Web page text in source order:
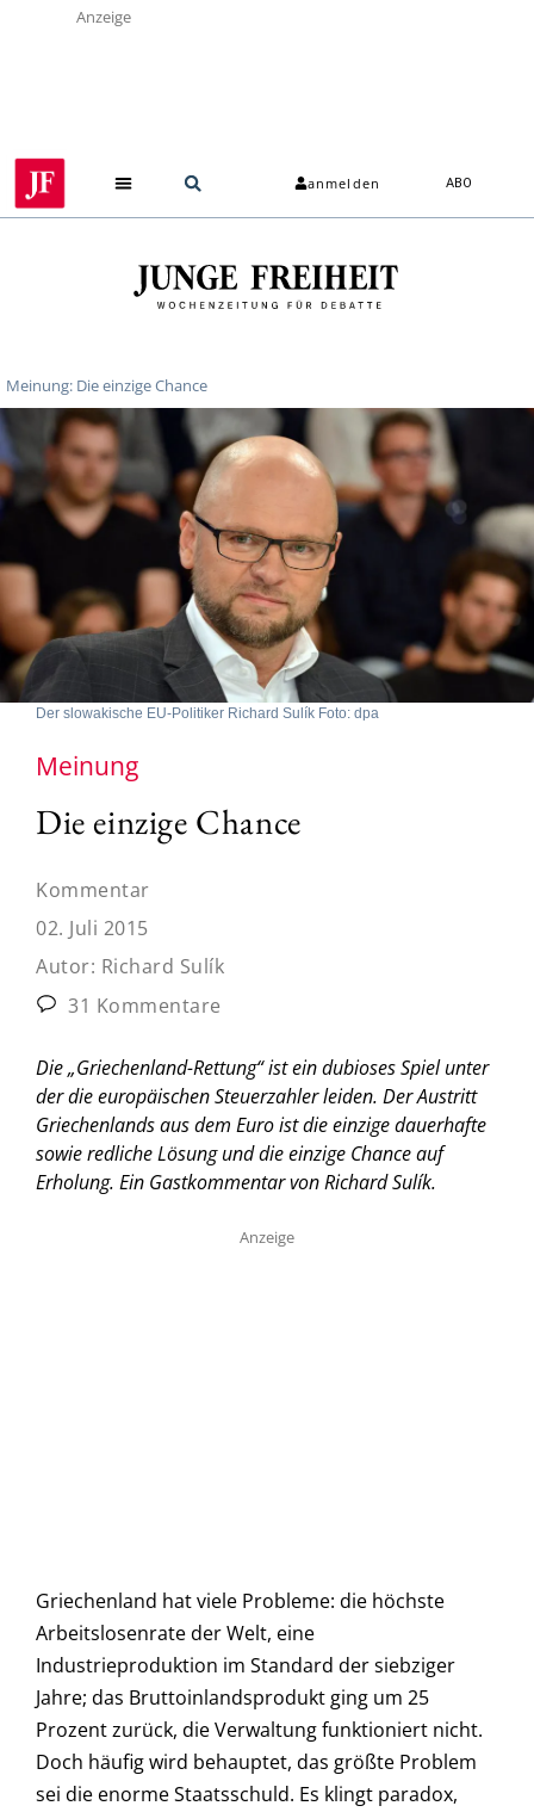
Anzeige
anmelden ABO
Meinung: Die einzige Chance
Der slowakische EU-Politiker Richard Sulík Foto: dpa
Meinung
Die einzige Chance
Kommentar
02. Juli 2015
Autor: Richard Sulík
31 Kommentare
Die „Griechenland-Rettung“ ist ein dubioses Spiel unter
der die europäischen Steuerzahler leiden. Der Austritt
Griechenlands aus dem Euro ist die einzige dauerhafte
sowie redliche Lösung und die einzige Chance auf
Erholung. Ein Gastkommentar von Richard Sulík.
Anzeige
Griechenland hat viele Probleme: die höchste
Arbeitslosenrate der Welt, eine
Industrieproduktion im Standard der siebziger
Jahre; das Bruttoinlandsprodukt ging um 25
Prozent zurück, die Verwaltung funktioniert nicht.
Doch häufig wird behauptet, das größte Problem
sei die enorme Staatsschuld. Es klingt paradox,